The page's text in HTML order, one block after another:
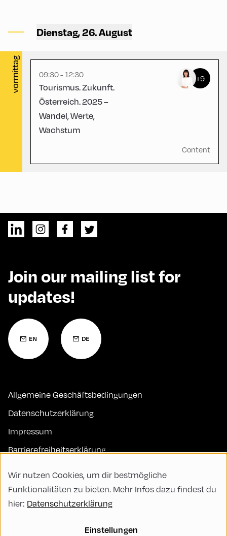
Dienstag, 26. August
vormittag
CCA – Schrödinger-Saal
09:30 - 12:30
Tourismus. Zukunft.
Österreich. 2025 –
Wandel, Werte,
Wachstum
+9
Content
Join our mailing list for
updates!
Allgemeine Geschäftsbedingungen
Datenschutzerklärung
Impressum
Barrierefreiheitserklärung
FAQs
Code of Conduct
Wir nutzen Cookies, um dir bestmögliche
Funktionalitäten zu bieten. Mehr Infos dazu findest du
hier: Datenschutzerklärung
Einstellungen